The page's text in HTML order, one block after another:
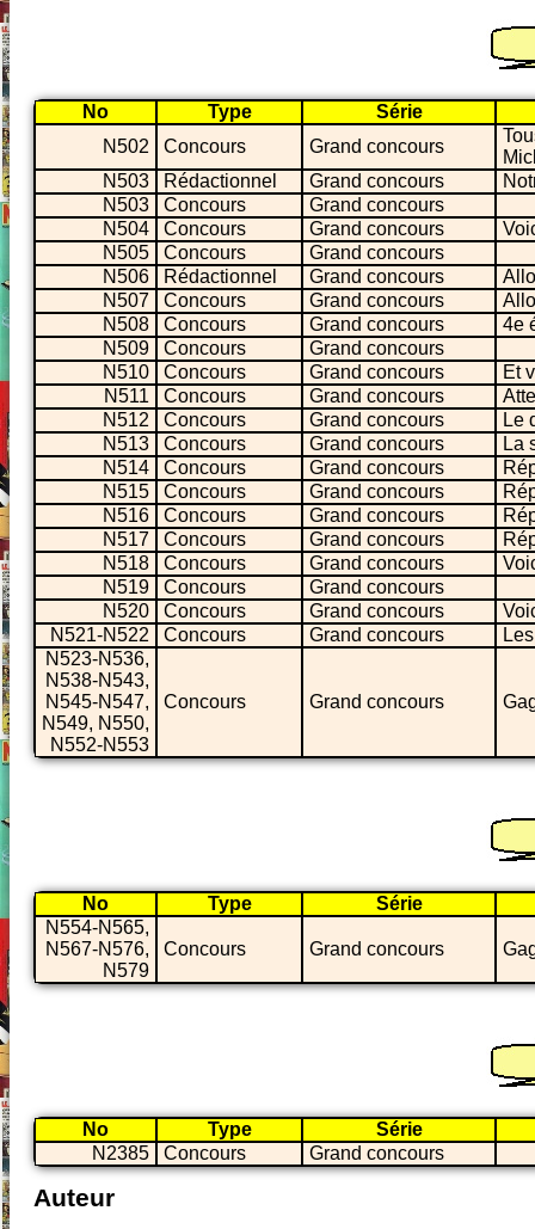
No Type
Série
N502
Concours Grand concours
N503
Rédactionnel Grand concours
N503
Concours
Grand concours
N504
Concours Grand concours
N505
Concours
Grand concours
N506
Rédactionnel Grand concours
N507
Concours Grand concours
N508
Concours Grand concours
4e
N509
Concours
Grand concours
N510
Concours Grand concours
Et
N511
Concours Grand concours
N512
Concours Grand concours
Le
N513
Concours Grand concours
La
N514
Concours Grand concours
N515
Concours Grand concours
N516
Concours Grand concours
N517
Concours Grand concours
N518
Concours Grand concours
N519
Concours
Grand concours
N520
Concours Grand concours
N521-N522
Concours Grand concours
N523-N536,
N538-N543,
N545-N547,
N549, N550,
N552-N553
Concours Grand concours
No Type
Série
N554-N565,
N567-N576,
N579
Concours Grand concours
No Type
Série
N2385
Concours Grand concours
Auteur